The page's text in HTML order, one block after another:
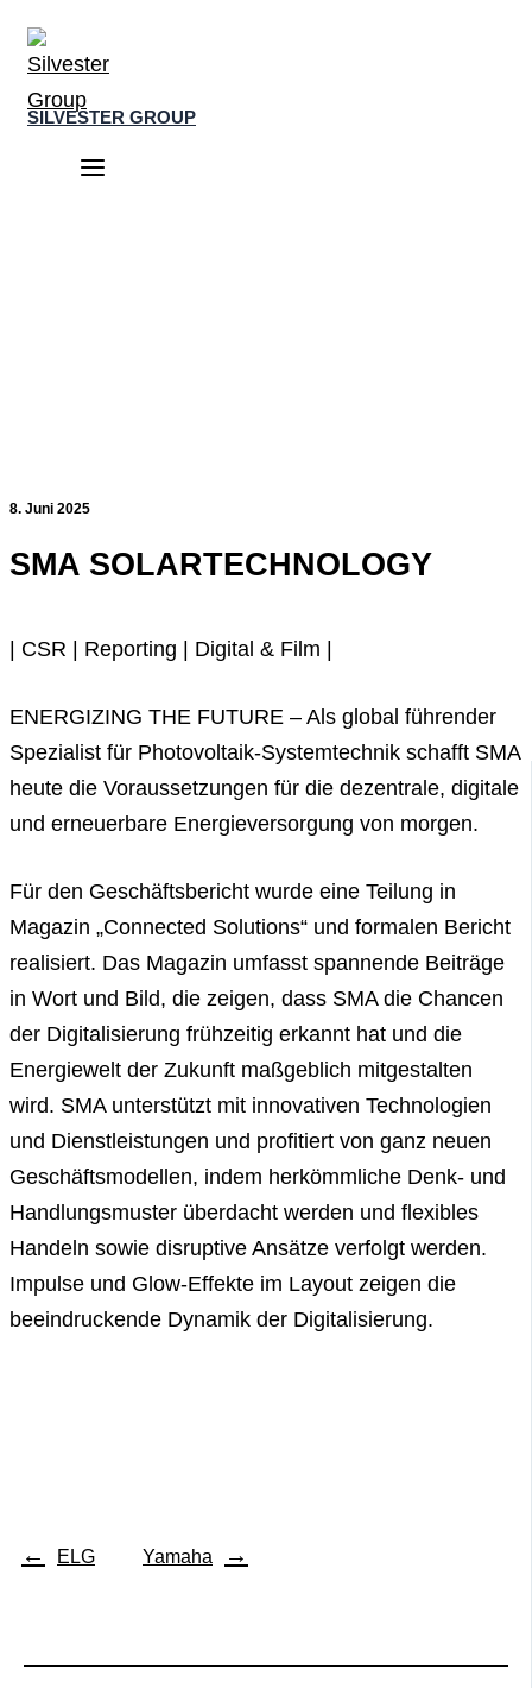
Zum
Inhalt
springen
SILVESTER GROUP
Main
Menu
8. Juni 2025
SMA SOLARTECHNOLOGY
| CSR | Reporting | Digital & Film |
ENERGIZING THE FUTURE – Als global führender
Spezialist für Photovoltaik-Systemtechnik schafft SMA
heute die Voraussetzungen für die dezentrale, digitale
und erneuerbare Energieversorgung von morgen.
Für den Geschäftsbericht wurde eine Teilung in
Magazin „Connected Solutions“ und formalen Bericht
realisiert. Das Magazin umfasst spannende Beiträge
in Wort und Bild, die zeigen, dass SMA die Chancen
der Digitalisierung frühzeitig erkannt hat und die
Energiewelt der Zukunft maßgeblich mitgestalten
wird. SMA unterstützt mit innovativen Technologien
und Dienstleistungen und profitiert von ganz neuen
Geschäftsmodellen, indem herkömmliche Denk- und
Handlungsmuster überdacht werden und flexibles
Handeln sowie disruptive Ansätze verfolgt werden.
Impulse und Glow-Effekte im Layout zeigen die
beeindruckende Dynamik der Digitalisierung.
← ELG Yamaha →